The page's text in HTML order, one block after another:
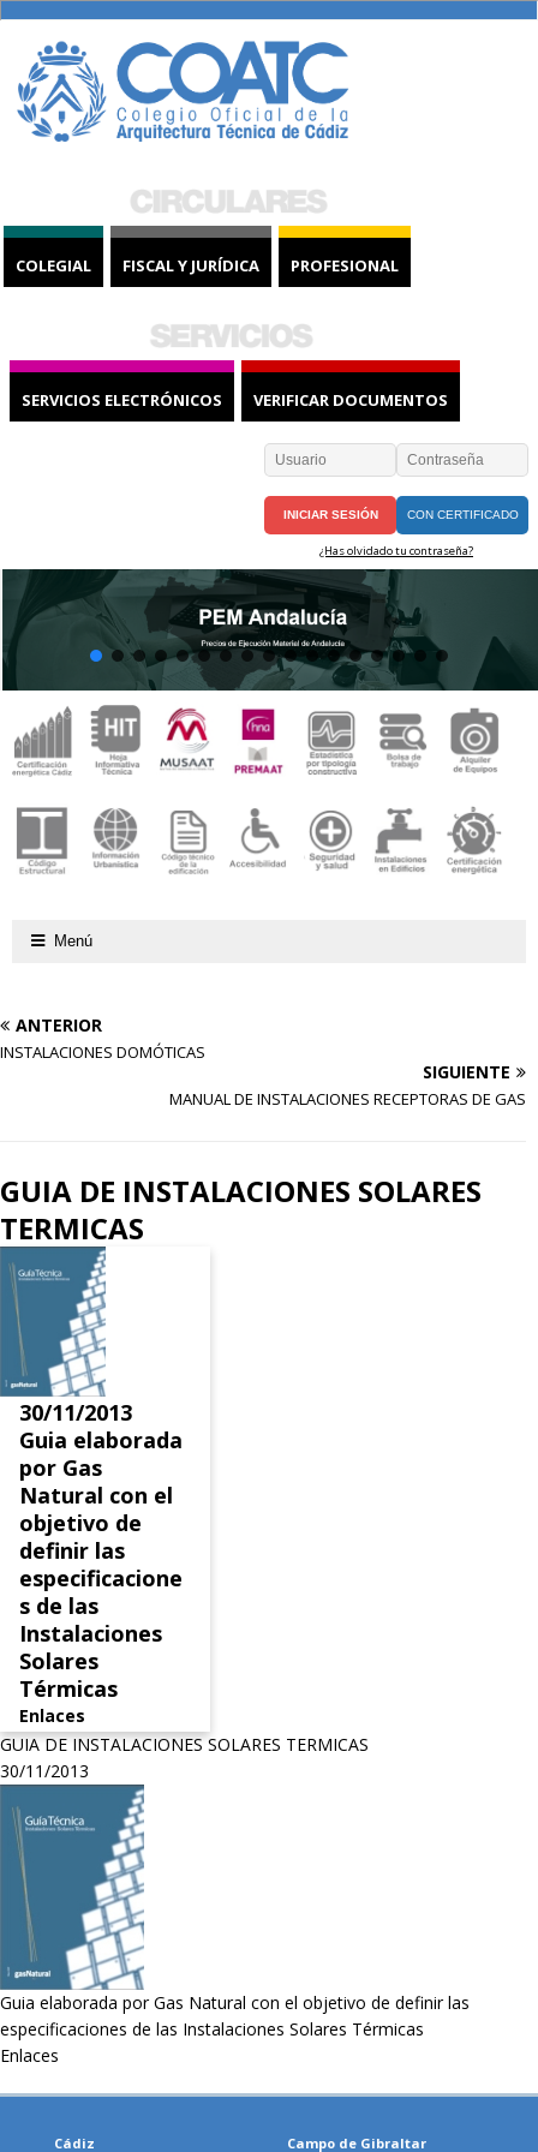
COLEGIAL FISCAL Y JURÍDICA PROFESIONAL
SERVICIOS ELECTRÓNICOS VERIFICAR DOCUMENTOS
CON CERTIFICADO
¿Has olvidado tu contraseña?
Menú
ANTERIOR
INSTALACIONES DOMÓTICAS
SIGUIENTE
MANUAL DE INSTALACIONES RECEPTORAS DE GAS
GUIA DE INSTALACIONES SOLARES
TERMICAS
30/11/2013
Guia elaborada
por Gas
Natural con el
objetivo de
definir las
especificacione
s de las
Instalaciones
Solares
Térmicas
Enlaces
GUIA DE INSTALACIONES SOLARES TERMICAS
30/11/2013
Guia elaborada por Gas Natural con el objetivo de definir las
especificaciones de las Instalaciones Solares Térmicas
Enlaces
Cádiz Campo de Gibraltar